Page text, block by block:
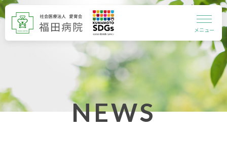
メニュー
NEWS